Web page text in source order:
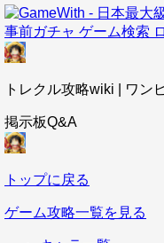
事前ガチャ ゲーム検索
トレクル攻略wiki | ワン
掲示板Q&A
トップに戻る
ゲーム攻略一覧を見る